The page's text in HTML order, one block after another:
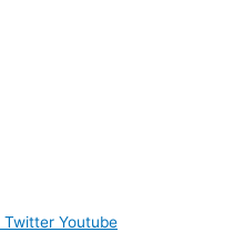
Twitter Youtube